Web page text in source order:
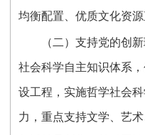
均衡配置、优质文化资源
（二）支持党的创
社会科学自主知识体系
设工程，实施哲学社会
力，重点支持文学、艺